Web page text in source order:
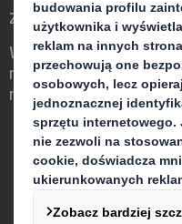
zmieniającym się
Wyróżnia nas to, że
na to, aby opakowania
rolę w otaczającym
Kim